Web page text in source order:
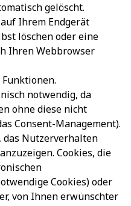
gelöscht.
Ihrem Endgerät
löschen oder eine
Ihren Webbrowser
notwendig, da
ohne diese nicht
Consent-Management).
das Nutzerverhalten
Cookies, die
Cookies) oder
von Ihnen erwünschter